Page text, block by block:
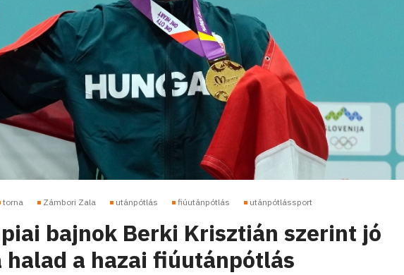
torna Zámbori Zala utánpótlás fiúutánpótlás utánpótlássport
bajnok Berki Krisztián szerint jó
halad a hazai fiúutánpótlás